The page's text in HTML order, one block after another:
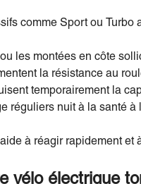
comme Sport ou
les montées en côte
la résistance au
temporairement la
réguliers nuit à la santé à
à réagir rapidement et
vélo électrique